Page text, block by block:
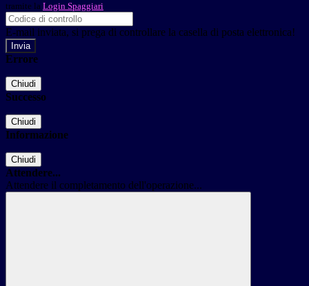
tramite la Login Spaggiari
E-mail inviata, si prega di controllare la casella di posta elettronica!
Errore
Chiudi
Successo
Chiudi
Informazione
Chiudi
Attendere...
Attendere il completamento dell'operazione...